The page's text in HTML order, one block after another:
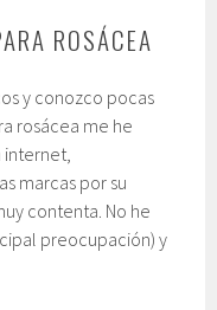
ROSÁCEA
y conozco pocas
rosácea me he
marcas por su
contenta. No he
preocupación) y